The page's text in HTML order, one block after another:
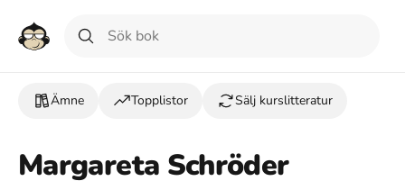
Ämne Topplistor Sälj kurslitteratur
Margareta Schröder